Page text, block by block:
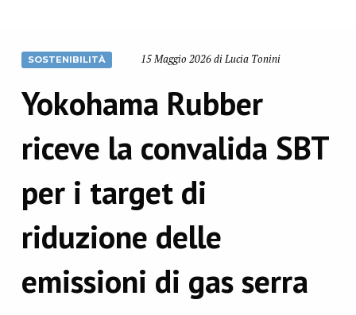
SOSTENIBILITÀ 15 Maggio 2026 di Lucia Tonini
Yokohama Rubber
riceve la convalida SBT
per i target di
riduzione delle
emissioni di gas serra